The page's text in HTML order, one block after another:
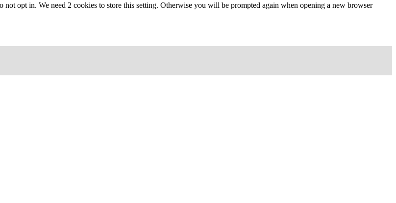
opt in. We need 2 cookies to store this setting. Otherwise you will be prompted again when opening a new browser